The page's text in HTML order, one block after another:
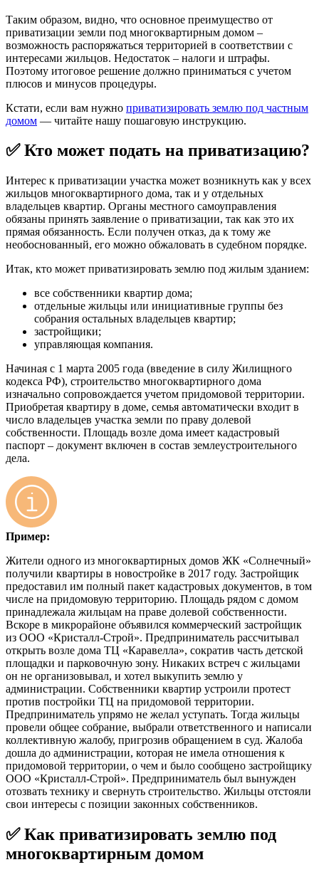
Таким образом, видно, что основное преимущество от
приватизации земли под многоквартирным домом –
возможность распоряжаться территорией в соответствии с
интересами жильцов. Недостаток – налоги и штрафы.
Поэтому итоговое решение должно приниматься с учетом
плюсов и минусов процедуры.
Кстати, если вам нужно приватизировать землю под частным
домом — читайте нашу пошаговую инструкцию.
✅ Кто может подать на приватизацию?
Интерес к приватизации участка может возникнуть как у всех
жильцов многоквартирного дома, так и у отдельных
владельцев квартир. Органы местного самоуправления
обязаны принять заявление о приватизации, так как это их
прямая обязанность. Если получен отказ, да к тому же
необоснованный, его можно обжаловать в судебном порядке.
Итак, кто может приватизировать землю под жилым зданием:
все собственники квартир дома;
отдельные жильцы или инициативные группы без
собрания остальных владельцев квартир;
застройщики;
управляющая компания.
Начиная с 1 марта 2005 года (введение в силу Жилищного
кодекса РФ), строительство многоквартирного дома
изначально сопровождается учетом придомовой территории.
Приобретая квартиру в доме, семья автоматически входит в
число владельцев участка земли по праву долевой
собственности. Площадь возле дома имеет кадастровый
паспорт – документ включен в состав землеустроительного
дела.
Пример:
Жители одного из многоквартирных домов ЖК «Солнечный»
получили квартиры в новостройке в 2017 году. Застройщик
предоставил им полный пакет кадастровых документов, в том
числе на придомовую территорию. Площадь рядом с домом
принадлежала жильцам на праве долевой собственности.
Вскоре в микрорайоне объявился коммерческий застройщик
из ООО «Кристалл-Строй». Предприниматель рассчитывал
открыть возле дома ТЦ «Каравелла», сократив часть детской
площадки и парковочную зону. Никаких встреч с жильцами
он не организовывал, и хотел выкупить землю у
администрации. Собственники квартир устроили протест
против постройки ТЦ на придомовой территории.
Предприниматель упрямо не желал уступать. Тогда жильцы
провели общее собрание, выбрали ответственного и написали
коллективную жалобу, пригрозив обращением в суд. Жалоба
дошла до администрации, которая не имела отношения к
придомовой территории, о чем и было сообщено застройщику
ООО «Кристалл-Строй». Предприниматель был вынужден
отозвать технику и свернуть строительство. Жильцы отстояли
свои интересы с позиции законных собственников.
✅ Как приватизировать землю под
многоквартирным домом